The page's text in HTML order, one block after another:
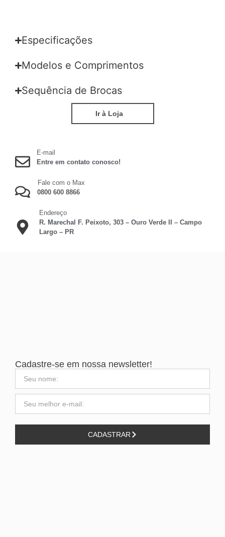
Especificações
Modelos e Comprimentos
Sequência de Brocas
Ir à Loja
E-mail
Entre em contato conosco!
Fale com o Max
0800 600 8866
Endereço
R. Marechal F. Peixoto, 303 – Ouro Verde II – Campo
Largo – PR
Cadastre-se em nossa newsletter!
CADASTRAR